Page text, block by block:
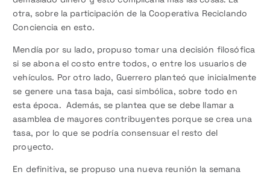
otra, sobre la participación de la Cooperativa Reciclando
Conciencia en esto.
Mendía por su lado, propuso tomar una decisión filosófica
si se abona el costo entre todos, o entre los usuarios de
vehículos. Por otro lado, Guerrero planteó que inicialmente
se genere una tasa baja, casi simbólica, sobre todo en
esta época. Además, se plantea que se debe llamar a
asamblea de mayores contribuyentes porque se crea una
tasa, por lo que se podría consensuar el resto del
proyecto.
En definitiva, se propuso una nueva reunión la semana